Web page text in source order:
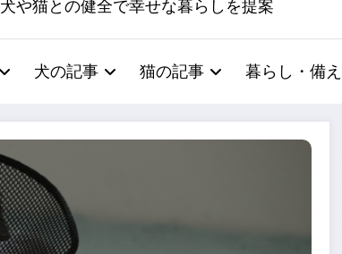
犬や猫との健全で幸せな暮らしを提案
犬の記事 猫の記事 暮らし・備え